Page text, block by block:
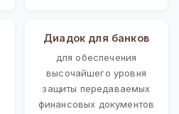
Диадок для банков
для обеспечения
высочайшего уровня
защиты передаваемых
финансовых документов